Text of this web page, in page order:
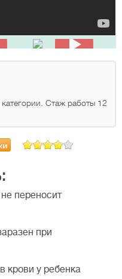
Стаж работы 12
переносит
при
крови у ребенка